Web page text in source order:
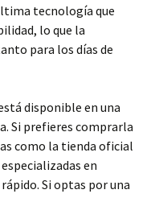
tecnología que
lo que la
para los días de
disponible en una
Si prefieres comprarla
como la tienda oficial
en
Si optas por una